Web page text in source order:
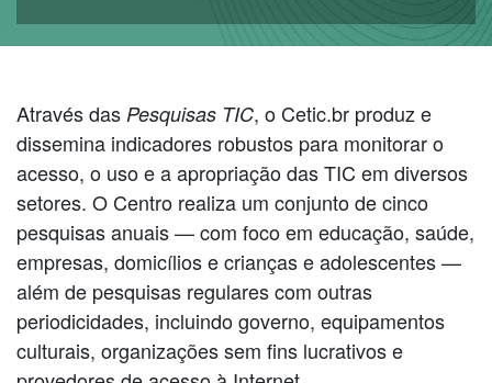
Através das Pesquisas TIC, o Cetic.br produz e
dissemina indicadores robustos para monitorar o
acesso, o uso e a apropriação das TIC em diversos
setores. O Centro realiza um conjunto de cinco
pesquisas anuais — com foco em educação, saúde,
empresas, domicílios e crianças e adolescentes —
além de pesquisas regulares com outras
periodicidades, incluindo governo, equipamentos
culturais, organizações sem fins lucrativos e